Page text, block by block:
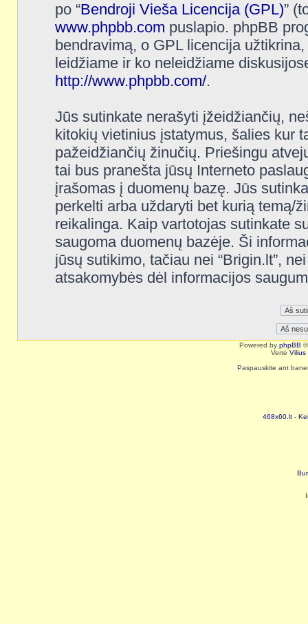
po “Bendroji Vieša Licencija (GPL)”
www.phpbb.com puslapio. phpBB
bendravimą, o GPL licencija
leidžiame ir ko neleidžiame
http://www.phpbb.com/.
Jūs sutinkate nerašyti įžeidžiančių,
kitokių vietinius įstatymus, šalies kur
pažeidžiančių žinučių. Priešingu
tai bus pranešta jūsų Interneto
įrašomas į duomenų bazę. Jūs
perkelti arba uždaryti bet kurią temą/
reikalinga. Kaip vartotojas sutinkate
saugoma duomenų bazėje. Ši
jūsų sutikimo, tačiau nei “Brigin.lt”,
atsakomybės dėl informacijos
Powered by phpBB
Vertė Vilius
Paspauskite ant
468x60.lt -